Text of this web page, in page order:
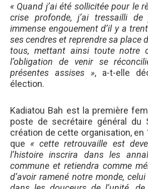
« Quand j’ai été sollicitée pour le
crise profonde, j’ai tressailli
immense engouement d’il y a
ses cendres et reprendre sa place
tous, mettant ainsi toute notre
l’obligation de venir se
présentes assises », a-t-elle
élection.
Kadiatou Bah est la première
poste de secrétaire général du
création de cette organisation, en
que « cette retrouvaille est
l’histoire inscrira dans les
commune et retiendra comme
d’avoir ramené notre monde,